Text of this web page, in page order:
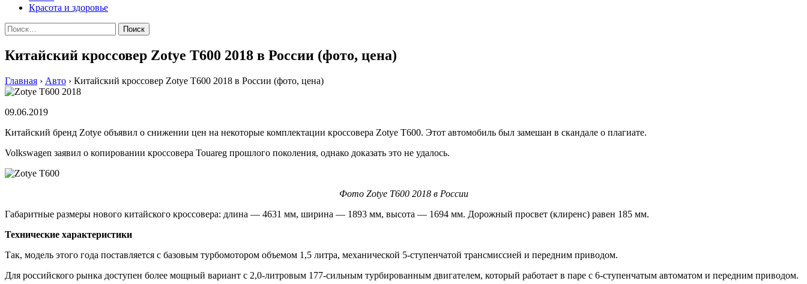
Красота и здоровье
Найти:
Китайский кроссовер Zotye T600 2018 в России (фото, цена)
Главная › Авто › Китайский кроссовер Zotye T600 2018 в России (фото, цена)
09.06.2019
Китайский бренд Zotye объявил о снижении цен на некоторые комплектации кроссовера Zotye T600. Этот автомобиль был замешан в скандале о плагиате.
Volkswagen заявил о копировании кроссовера Touareg прошлого поколения, однако доказать это не удалось.
Фото Zotye T600 2018 в России
Габаритные размеры нового китайского кроссовера: длина — 4631 мм, ширина — 1893 мм, высота — 1694 мм. Дорожный просвет (клиренс) равен 185 мм.
Технические характеристики
Так, модель этого года поставляется с базовым турбомотором объемом 1,5 литра, механической 5-ступенчатой трансмиссией и передним приводом.
Для российского рынка доступен более мощный вариант с 2,0-литровым 177-сильным турбированным двигателем, который работает в паре с 6-ступенчатым автоматом и передним приводом.